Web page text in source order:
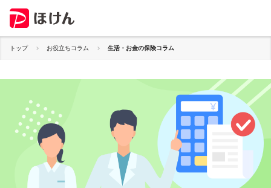
トップ お役立ちコラム 生活・お金の保険コラム